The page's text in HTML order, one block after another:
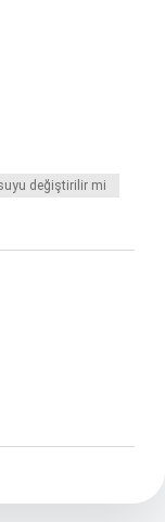
suyu değiştirilir mi